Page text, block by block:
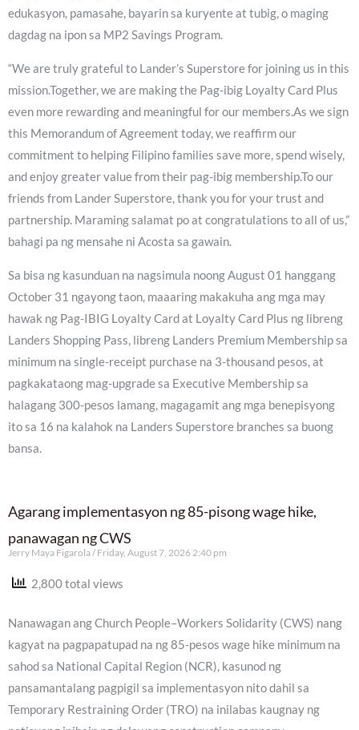
edukasyon, pamasahe, bayarin sa kuryente at tubig, o maging
dagdag na ipon sa MP2 Savings Program.
“We are truly grateful to Lander’s Superstore for joining us in this
mission.Together, we are making the Pag-ibig Loyalty Card Plus
even more rewarding and meaningful for our members.As we sign
this Memorandum of Agreement today, we reaffirm our
commitment to helping Filipino families save more, spend wisely,
and enjoy greater value from their pag-ibig membership.To our
friends from Lander Superstore, thank you for your trust and
partnership. Maraming salamat po at congratulations to all of us,”
bahagi pa ng mensahe ni Acosta sa gawain.
Sa bisa ng kasunduan na nagsimula noong August 01 hanggang
October 31 ngayong taon, maaaring makakuha ang mga may
hawak ng Pag-IBIG Loyalty Card at Loyalty Card Plus ng libreng
Landers Shopping Pass, libreng Landers Premium Membership sa
minimum na single-receipt purchase na 3-thousand pesos, at
pagkakataong mag-upgrade sa Executive Membership sa
halagang 300-pesos lamang, magagamit ang mga benepisyong
ito sa 16 na kalahok na Landers Superstore branches sa buong
bansa.
Agarang implementasyon ng 85-pisong wage hike,
panawagan ng CWS
Jerry Maya Figarola Friday, August 7, 2026 2:40 pm
2,800 total views
Nanawagan ang Church People–Workers Solidarity (CWS) nang
kagyat na pagpapatupad na ng 85-pesos wage hike minimum na
sahod sa National Capital Region (NCR), kasunod ng
pansamantalang pagpigil sa implementasyon nito dahil sa
Temporary Restraining Order (TRO) na inilabas kaugnay ng